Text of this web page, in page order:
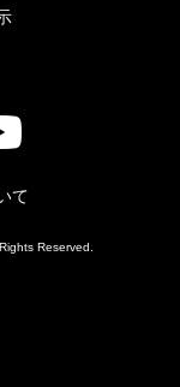
て
Reserved.